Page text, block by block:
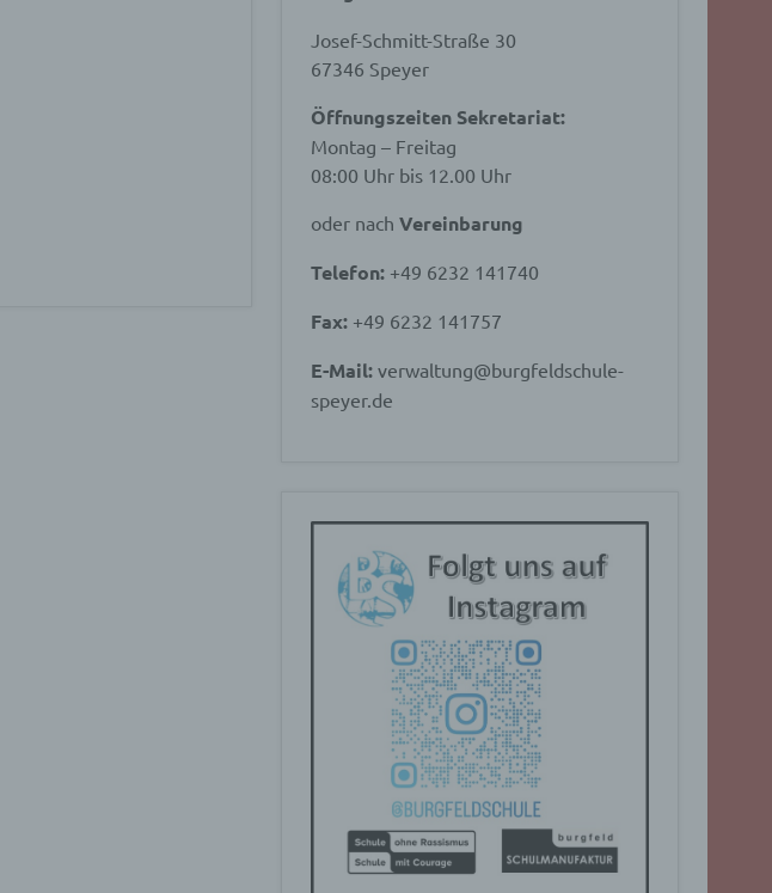
Josef-Schmitt-Straße 30
67346 Speyer
Öffnungszeiten Sekretariat:
Montag – Freitag
08:00 Uhr bis 12.00 Uhr
oder nachVereinbarung
Telefon: +49 6232 141740
Fax: +49 6232 141757
E-Mail: verwaltung@burgfeldschule-
speyer.de